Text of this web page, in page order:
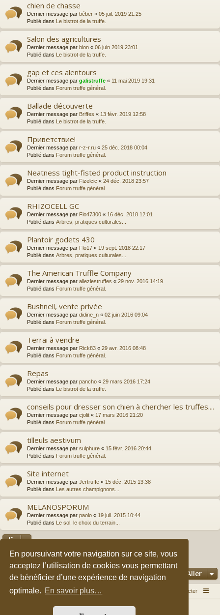
En poursuivant votre navigation sur ce site, vous
acceptez l’utilisation de cookies vous permettant
de bénéficier d’une expérience de navigation
optimale. En savoir plus…
chien de chasse
Dernier message par béber « 05 juil. 2019 21:25
Publié dans
Le bistrot de la truffe.
Salon des agricultures
Dernier message par bion « 06 juin 2019 23:01
Publié dans
Le bistrot de la truffe.
gap et ces alentours
Dernier message par galistruffe « 11 mai 2019 19:31
Publié dans Forum truffe général.
Ballade découverte
Dernier message par Briffes « 13 févr. 2019 12:58
Publié dans
Le bistrot de la truffe.
Приветствие!
Dernier message par r-z-r.ru « 25 déc. 2018 00:04
Publié dans Forum truffe général.
Neatness tight-fisted product instruction
Dernier message par Fizelcic « 24 déc. 2018 23:57
Publié dans Forum truffe général.
RHIZOCELL GC
Dernier message par Flo47300 « 16 déc. 2018 12:01
Publié dans Arbres, pratiques culturales...
Plantoir godets 430
Dernier message par Flo17 « 19 sept. 2018 22:17
Publié dans Arbres, pratiques culturales...
The American Truffle Company
Dernier message par allezlestruffes « 29 nov. 2016 14:19
Publié dans Forum truffe général.
Bushnell, vente privée
Dernier message par didine_n « 02 juin 2016 09:04
Publié dans Forum truffe général.
Terrai à vendre
Dernier message par Rick83 « 29 avr. 2016 08:48
Publié dans Forum truffe général.
Repas
Dernier message par pancho « 29 mars 2016 17:24
Publié dans
Le bistrot de la truffe.
conseils pour dresser son chien à chercher les truffes....
Dernier message par cjolit « 17 mars 2016 21:20
Publié dans Forum truffe général.
tilleuls aestivum
Dernier message par sulphure « 15 févr. 2016 20:44
Publié dans Forum truffe général.
Site internet
Dernier message par Jcrtruffe « 15 déc. 2015 13:38
Publié dans
Les autres champignons...
MELANOSPORUM
Dernier message par paolo « 19 juil. 2015 10:44
Publié dans
Le sol, le choix du terrain...
La recherche a retourné 149 résultats 1 2 3
Aller
Accueil du forum Nous contacter
Développé parphpBB® Forum Software © phpBB Limited